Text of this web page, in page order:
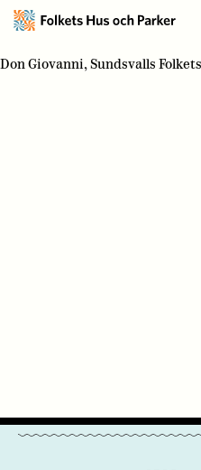
Don Giovanni, Sundsvalls